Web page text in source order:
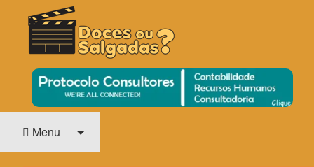
DOCES OU SALGADAS?
O Cinema? Uma Paixão!!
Menu